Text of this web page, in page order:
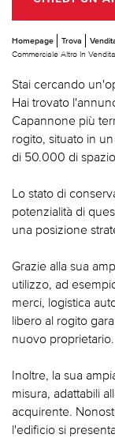
Homepage Trova
Commerciale Altro In
Stai cercando
Hai trovato
Capannone più
rogito, situato in
di 50.000 di
Lo stato di
potenzialità di
una posizione
Grazie alla sua
utilizzo, ad
merci, logistica
libero al rogito
nuovo proprietario.
Inoltre, la sua
misura, adattabili
acquirente.
l'edificio si